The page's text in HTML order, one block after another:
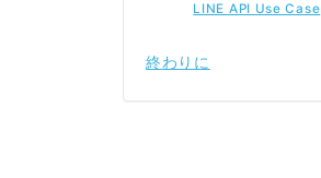
LINE API Use Case
終わりに